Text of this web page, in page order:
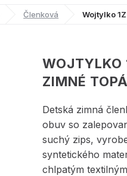
Členková Wojtylko
WOJTYLKO
ZIMNÉ
Detská zimná
obuv so
suchý zips,
syntetického
chlpatým